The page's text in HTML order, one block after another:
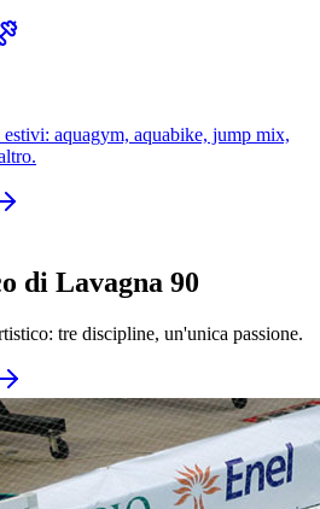
aquagym, aquabike, jump mix,
di Lavagna 90
tre discipline, un'unica passione.